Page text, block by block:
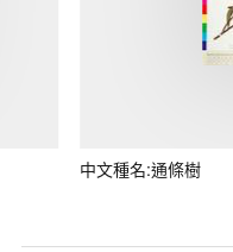
中文種名:通條樹